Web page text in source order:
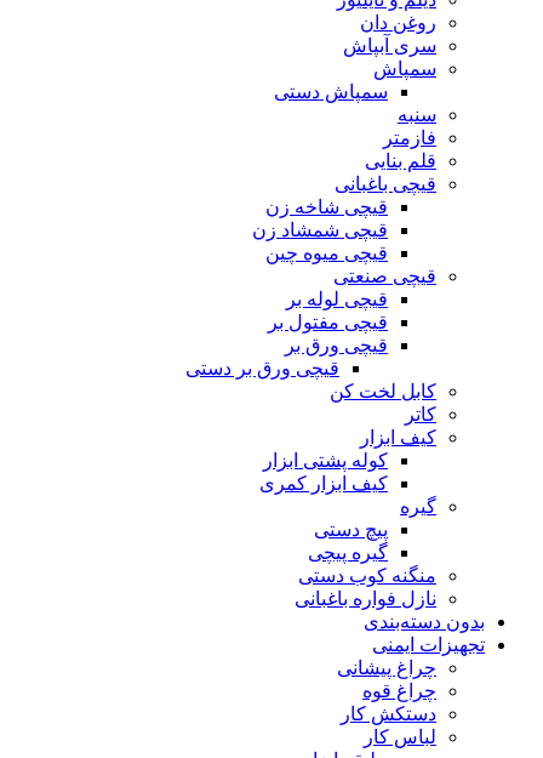
روغن دان
سری آبپاش
سمپاش
سمپاش دستی
سنبه
فازمتر
قلم بنایی
قیچی باغبانی
قیچی شاخه زن
قیچی شمشاد زن
قیچی میوه چین
قیچی صنعتی
قیچی لوله بر
قیچی مفتول بر
قیچی ورق بر
قیچی ورق بر دستی
کابل لخت کن
کاتر
کیف ابزار
کوله پشتی ابزار
کیف ابزار کمری
گیره
پیچ دستی
گیره پیچی
منگنه کوب دستی
نازل فواره باغبانی
بدون دسته‌بندی
تجهیزات ایمنی
چراغ پیشانی
چراغ قوه
دستکش کار
لباس کار